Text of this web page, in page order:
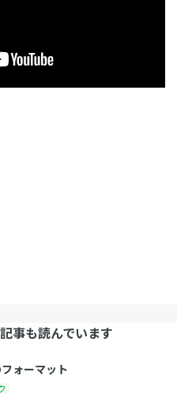
事も読んでいます
ォーマット